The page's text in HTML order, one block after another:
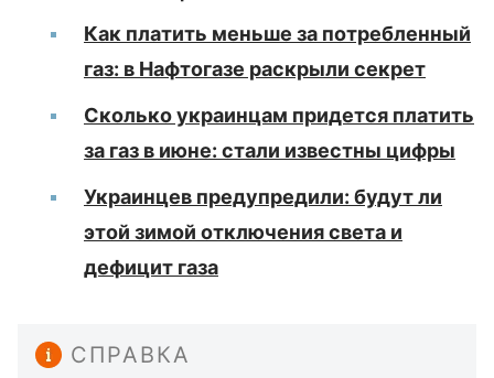
Как платить меньше за потребленный
газ: в Нафтогазе раскрыли секрет
Сколько украинцам придется платить
за газ в июне: стали известны цифры
Украинцев предупредили: будут ли
этой зимой отключения света и
дефицит газа
СПРАВКА